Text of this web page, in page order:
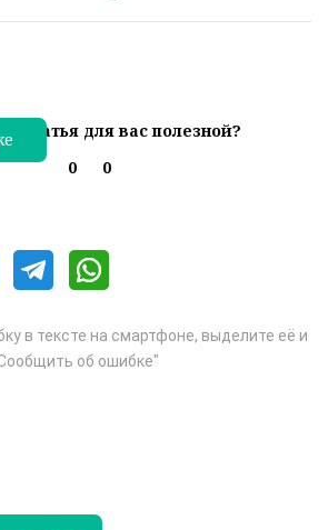
статья для вас полезной?
0
0
в тексте на смартфоне, выделите её и
об ошибке"